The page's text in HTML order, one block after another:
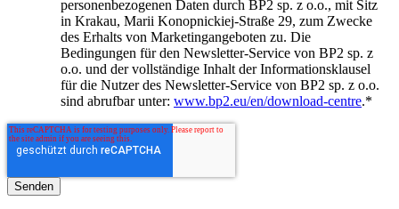
personenbezogenen Daten durch BP2 sp. z o.o., mit Sitz
in Krakau, Marii Konopnickiej-Straße 29, zum Zwecke
des Erhalts von Marketingangeboten zu. Die
Bedingungen für den Newsletter-Service von BP2 sp. z
o.o. und der vollständige Inhalt der Informationsklausel
für die Nutzer des Newsletter-Service von BP2 sp. z o.o.
sind abrufbar unter: www.bp2.eu/en/download-centre.*